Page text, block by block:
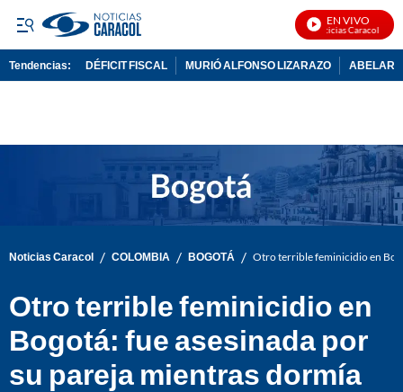
EN VIVO
Noticias Caracol En
Tendencias: DÉFICIT FISCAL MURIÓ ALFONSO LIZARAZO
Noticias Caracol / COLOMBIA / BOGOTÁ / Otro terrible feminicidio en
Otro terrible feminicidio en
Bogotá: fue asesinada por
su pareja mientras dormía